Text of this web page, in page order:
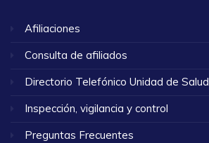
Afiliaciones
Consulta de afiliados
Directorio Telefónico Unidad de Salud
Inspección, vigilancia y control
Preguntas Frecuentes